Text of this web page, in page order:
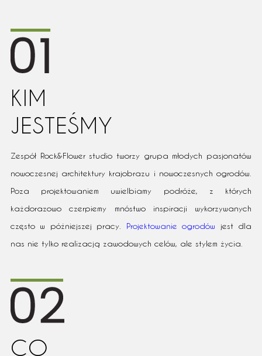
KIM
JESTEŚMY
Zespół Rock&Flower studio tworzy grupa młodych pasjonatów
nowoczesnej architektury krajobrazu i nowoczesnych ogrodów.
Poza projektowaniem uwielbiamy podróże, z których
każdorazowo czerpiemy mnóstwo inspiracji wykorzywanych
często w późniejszej pracy. Projektowanie ogrodów jest dla
nas nie tylko realizacją zawodowych celów, ale stylem życia.
CO